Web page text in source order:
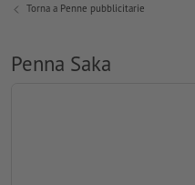
Torna a Penne pubblicitarie
Penna Saka